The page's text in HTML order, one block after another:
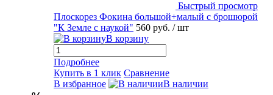
Быстрый просмотр
Плоскорез Фокина большой+малый с брошюрой
"К Земле с наукой" 560 руб. / шт
В корзину
Подробнее
Купить в 1 клик Сравнение
В избранное
В наличии